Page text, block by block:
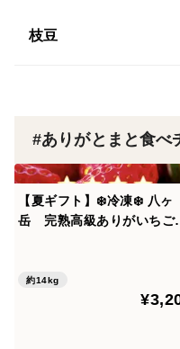
気になるリコピンは、
水耕栽培で、肥料と水
動で与えています。味
定しています。
高いのため、使用量は
枝豆
#ありがとまと食べ
【夏ギフト】❄️冷凍❄️ 八ヶ
岳 完熟高級ありがいち
い！ホテルオークラや高島屋
約14kg